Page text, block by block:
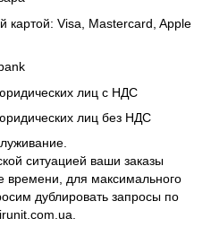
картой: Visa, Mastercard, Apple
лиц с НДС
лиц без НДС
ситуацией ваши заказы
времени, для максимального
дублировать запросы по